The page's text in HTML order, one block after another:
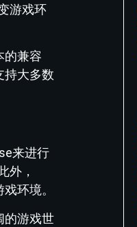
游戏环
的兼容
持大多数
来进行
外，
环境。
的游戏世